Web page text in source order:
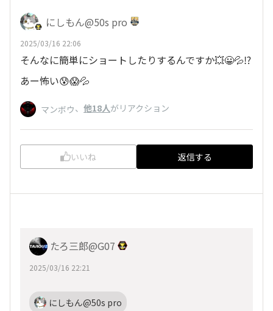
にしもん@50s pro
2025/03/16 22:06
そんなに簡単にショートしたりするんですか💥😀💦⁉️
あー怖い😰😱💦
マンボウ、 他18人がリアクション
いいね 返信する
たろ三郎@G07
2025/03/16 22:21
にしもん@50s pro